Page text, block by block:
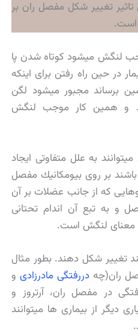
تغییر شكل مفصل ران بر
است.
لنگش میشود کوتاه شدن پا
در حین راه رفتن برای اینکه
برساند مجبور میشود لگن
و همین کار موجب لنگش
به علل متفاوتی ایجاد
بر روی بیومكانیك مفصل
كه از جانب عضلات بر آن
و به تبع آن اندام تحتانی
معنای لنگش است.
تغییر شكل دهند. بطور مثال
ران(چه دررفتگی مادرزادیو
در مفصل ران، آرتروز و
دیگر از بیماری ها میتوانند